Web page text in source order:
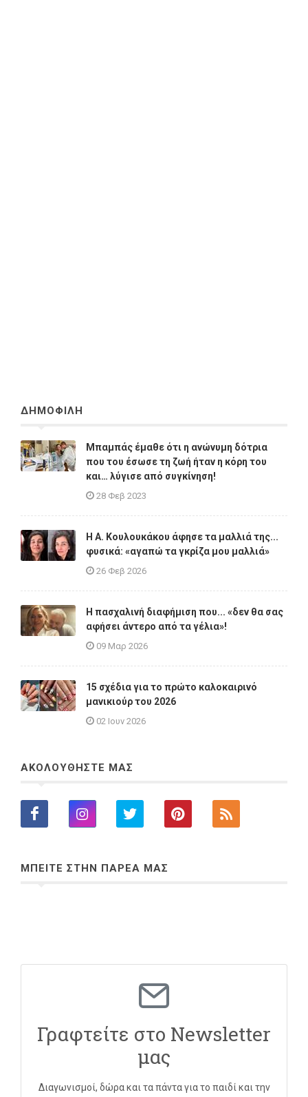
ΔΗΜΟΦΙΛΗ
Μπαμπάς έμαθε ότι η ανώνυμη δότρια
που του έσωσε τη ζωή ήταν η κόρη του
και… λύγισε από συγκίνηση!
28 Φεβ 2023
Η A. Κουλουκάκου άφησε τα μαλλιά της...
φυσικά: «αγαπώ τα γκρίζα μου μαλλιά»
26 Φεβ 2026
Η πασχαλινή διαφήμιση που... «δεν θα σας
αφήσει άντερο από τα γέλια»!
09 Μαρ 2026
15 σχέδια για το πρώτο καλοκαιρινό
μανικιούρ του 2026
02 Ιουν 2026
ΑΚΟΛΟΥΘΗΣΤΕ ΜΑΣ
ΜΠΕΙΤΕ ΣΤΗΝ ΠΑΡΕΑ ΜΑΣ
Γραφτείτε στο Newsletter
μας
Διαγωνισμοί, δώρα και τα πάντα για το παιδί και την